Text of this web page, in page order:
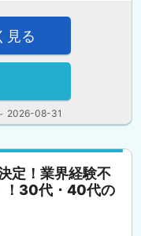
2026-08-31
見る
定！業界経験不
！30代・40代の